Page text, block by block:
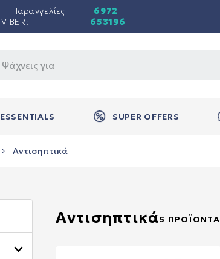
| Παραγγελίες
VIBER:
6972
653196
ESSENTIALS SUPER OFFERS
Αντισηπτικά

Αντισηπτικά5 ΠΡΟΪΌΝΤΑ